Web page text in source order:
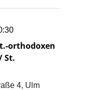
UNDAnzeigen
orthodoxen
St.
4, Ulm